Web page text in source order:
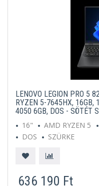
LENOVO LEGION PRO 5
RYZEN 5-7645HX, 16GB,
4050 6GB, DOS - SÖTÉT
16"
AMD RYZEN 5
DOS
SZÜRKE
636 190 Ft